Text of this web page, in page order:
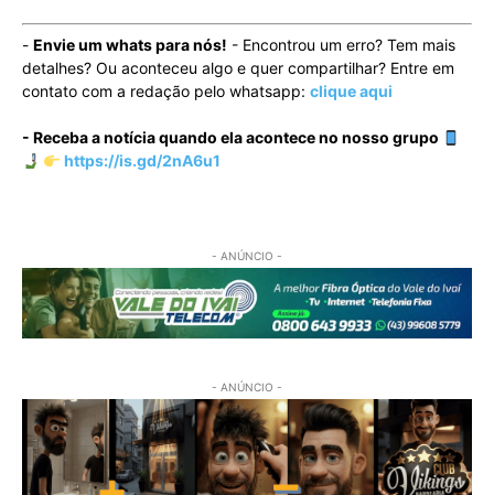
- Envie um whats para nós! - Encontrou um erro? Tem mais
detalhes? Ou aconteceu algo e quer compartilhar? Entre em
contato com a redação pelo whatsapp: clique aqui
- Receba a notícia quando ela acontece no nosso grupo
https://is.gd/2nA6u1
- ANÚNCIO -
- ANÚNCIO -